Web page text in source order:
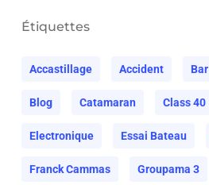
Étiquettes
Accastillage Accident Bar
Blog Catamaran Class 40
Electronique Essai Bateau
Franck Cammas Groupama 3